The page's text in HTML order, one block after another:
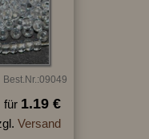
Best.Nr.:09049
für 1.19 €
Versand